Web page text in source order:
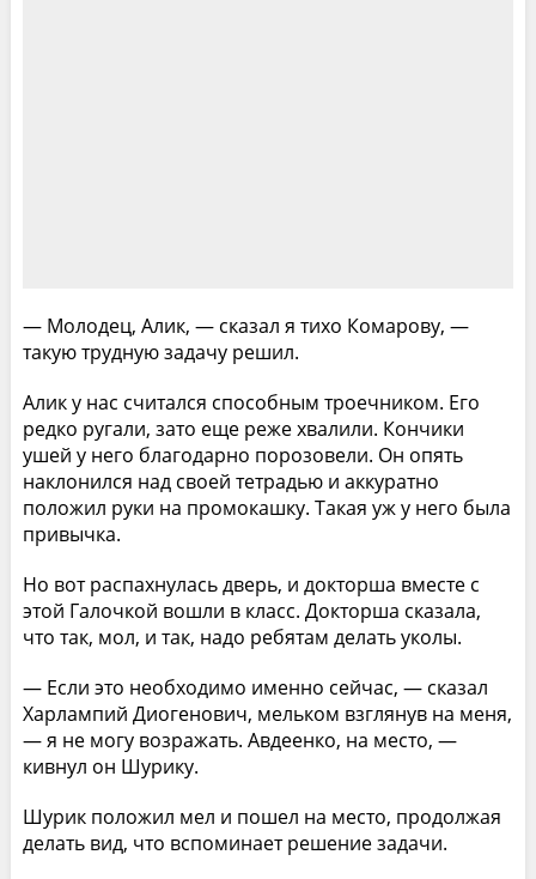
— Молодец, Алик, — сказал я тихо Комарову, —
такую трудную задачу решил.
Алик у нас считался способным троечником. Его
редко ругали, зато еще реже хвалили. Кончики
ушей у него благодарно порозовели. Он опять
наклонился над своей тетрадью и аккуратно
положил руки на промокашку. Такая уж у него была
привычка.
Но вот распахнулась дверь, и докторша вместе с
этой Галочкой вошли в класс. Докторша сказала,
что так, мол, и так, надо ребятам делать уколы.
— Если это необходимо именно сейчас, — сказал
Харлампий Диогенович, мельком взглянув на меня,
— я не могу возражать. Авдеенко, на место, —
кивнул он Шурику.
Шурик положил мел и пошел на место, продолжая
делать вид, что вспоминает решение задачи.